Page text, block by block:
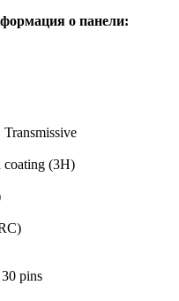
о панели:
coating (3H)
pins